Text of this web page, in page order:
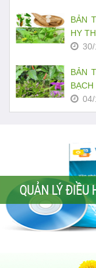
BẢN
HY
BẢN
BẠCH